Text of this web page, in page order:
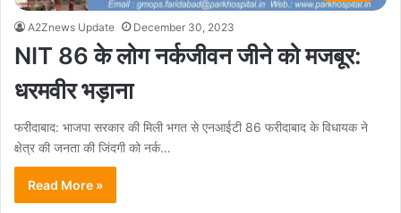
A2Znews Update December 30, 2023
NIT 86 के लोग नर्कजीवन जीने को मजबूर:
धरमवीर भड़ाना
फरीदाबाद: भाजपा सरकार की मिली भगत से एनआईटी 86 फरीदाबाद के विधायक ने
क्षेत्र की जनता की जिंदगी को नर्क…
Read More »